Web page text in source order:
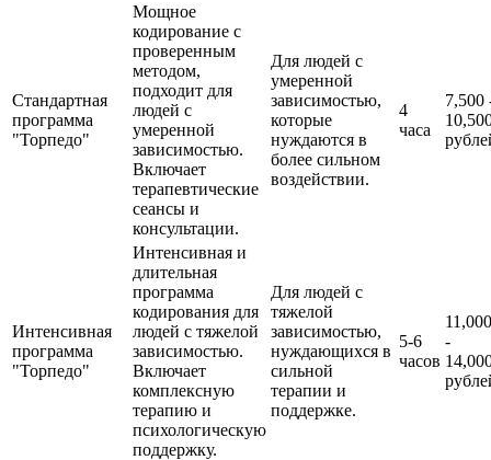
Стандартная
программа
"Торпедо"
Мощное
кодирование с
проверенным
методом,
подходит для
людей с
умеренной
зависимостью.
Включает
терапевтические
сеансы и
консультации.
Для людей с
умеренной
зависимостью,
которые
нуждаются в
более сильном
воздействии.
4
часа
7,500
Интенсивная
программа
"Торпедо"
Интенсивная и
длительная
программа
кодирования для
людей с тяжелой
зависимостью.
Включает
комплексную
терапию и
психологическую
поддержку.
Для людей с
тяжелой
зависимостью,
нуждающихся в
сильной
терапии и
поддержке.
5-6
часов
11,000
-